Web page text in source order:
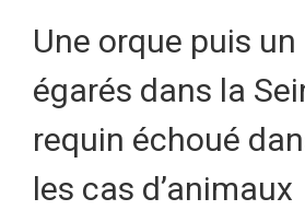
Une orque puis
égarés dans la
requin échoué
les cas d’animaux